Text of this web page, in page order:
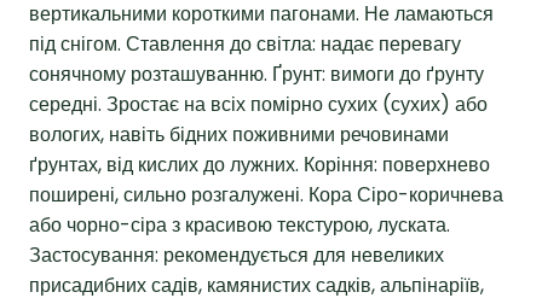
вертикальними короткими пагонами. Не ламаються
під снігом. Ставлення до світла: надає перевагу
сонячному розташуванню. Ґрунт: вимоги до ґрунту
середні. Зростає на всіх помірно сухих (сухих) або
вологих, навіть бідних поживними речовинами
ґрунтах, від кислих до лужних. Коріння: поверхнево
поширені, сильно розгалужені. Кора Сіро-коричнева
або чорно-сіра з красивою текстурою, луската.
Застосування: рекомендується для невеликих
присадибних садів, камянистих садків, альпінаріїв,